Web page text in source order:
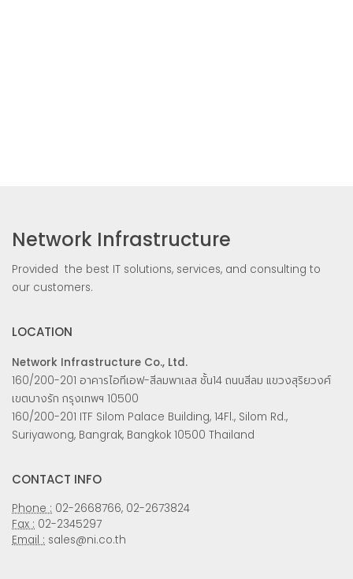
Network Infrastructure
Provided the best IT solutions, services, and consulting to
our customers.
LOCATION
Network Infrastructure Co., Ltd.
160/200-201 อาคารไอทีเอฟ-สีลมพาเลส ชั้น14 ถนนสีลม แขวงสุริยวงศ์
เขตบางรัก กรุงเทพฯ 10500
160/200-201 ITF Silom Palace Building, 14Fl., Silom Rd.,
Suriyawong, Bangrak, Bangkok 10500 Thailand
CONTACT INFO
Phone : 02-2668766, 02-2673824
Fax : 02-2345297
Email : sales@ni.co.th